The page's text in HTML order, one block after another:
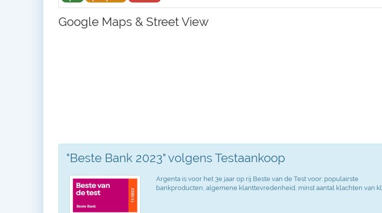
Google Maps & Street View
"Beste Bank 2023" volgens Testaankoop
Argenta is voor het 3e jaar op rij Beste van de Test voor: populairste
bankproducten, algemene klanttevredenheid, minst aantal klachten van